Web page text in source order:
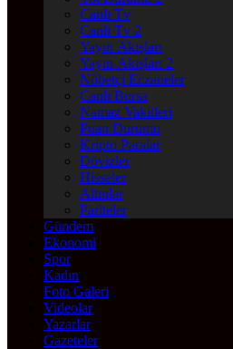
Canlı Tv
Canlı Tv 2
Yayın Akışları
Yayın Akışları 2
Nöbetçi Eczaneler
Canlı Borsa
Namaz Vakitleri
Puan Durumu
Kripto Paralar
Dövizler
Hisseler
Altınlar
Pariteler
Gündem
Ekonomi
Spor
Kadın
Foto Galeri
Videolar
Yazarlar
Gazeteler